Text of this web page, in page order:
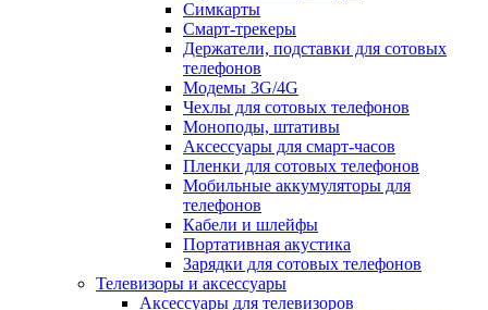
Симкарты
Смарт-трекеры
Держатели, подставки для сотовых
телефонов
Модемы 3G/4G
Чехлы для сотовых телефонов
Моноподы, штативы
Аксессуары для смарт-часов
Пленки для сотовых телефонов
Мобильные аккумуляторы для
телефонов
Кабели и шлейфы
Портативная акустика
Зарядки для сотовых телефонов
Телевизоры и аксессуары
Аксессуары для телевизоров